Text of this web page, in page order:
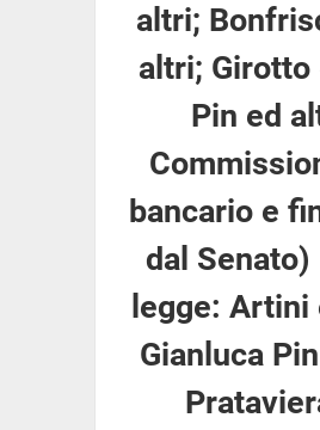
altri;
altri; Girotto
Pin ed
bancario e
dal
legge:
Gianluca